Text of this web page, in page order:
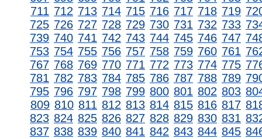
711 712 713 714 715 716 717 718 719
725 726 727 728 729 730 731 732 733
739 740 741 742 743 744 745 746 747
753 754 755 756 757 758 759 760 761
767 768 769 770 771 772 773 774 775
781 782 783 784 785 786 787 788 789
795 796 797 798 799 800 801 802 803
809 810 811 812 813 814 815 816 817
823 824 825 826 827 828 829 830 831
837 838 839 840 841 842 843 844 845